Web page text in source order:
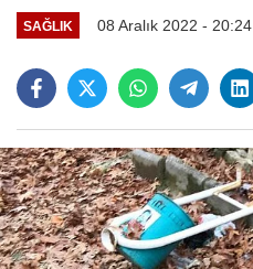
SAĞLIK 08 Aralık 2022 - 20:24